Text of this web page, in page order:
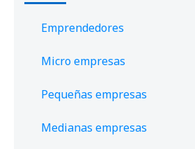
Emprendedores
Micro empresas
Pequeñas empresas
Medianas empresas